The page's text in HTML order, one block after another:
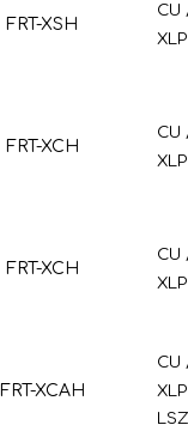
FRT-XSH
CU
FRT-XCH
CU
FRT-XCH
CU
FRT-XCAH
CU